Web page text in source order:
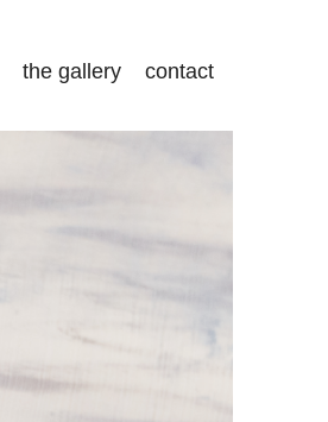
the gallery contact